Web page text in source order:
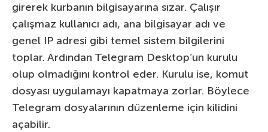
girerek kurbanın bilgisayarına sızar. Çalışır
çalışmaz kullanıcı adı, ana bilgisayar adı ve
genel IP adresi gibi temel sistem bilgilerini
toplar. Ardından Telegram Desktop’un kurulu
olup olmadığını kontrol eder. Kurulu ise, komut
dosyası uygulamayı kapatmaya zorlar. Böylece
Telegram dosyalarının düzenleme için kilidini
açabilir.